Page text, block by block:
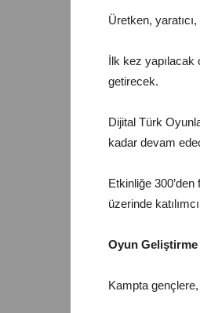
Üretken,
İlk kez yapılacak
getirecek.
Dijital Türk
kadar devam
Etkinliğe
üzerinde
Oyun Geliştirme
Kampta